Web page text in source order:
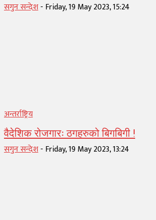
सगुन सन्देश- Friday, 19 May 2023, 15:24
अन्तर्राष्ट्रिय
वैदेशिक रोजगारः ठगहरुको बिगबिगी !
सगुन सन्देश- Friday, 19 May 2023, 13:24